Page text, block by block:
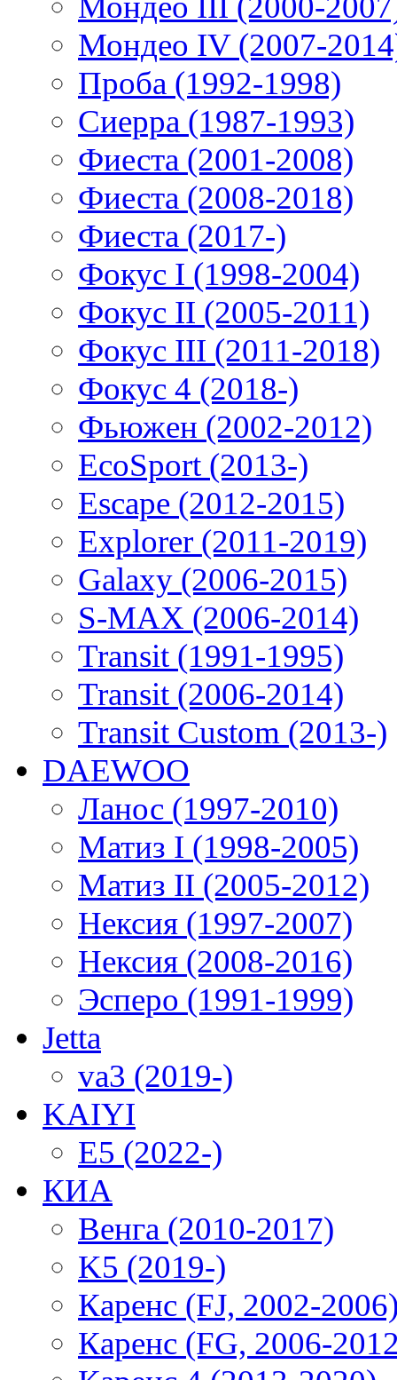
Мондео IV (2007-
Проба (1992-1998)
Сиерра (1987-1993)
Фиеста (2001-2008)
Фиеста (2008-2018)
Фиеста (2017-)
Фокус I (1998-2004)
Фокус II (2005-2011)
Фокус III (2011-2018)
Фокус 4 (2018-)
Фьюжен (2002-2012)
EcoSport (2013-)
Escape (2012-2015)
Explorer (2011-2019)
Galaxy (2006-2015)
S-MAX (2006-2014)
Transit (1991-1995)
Transit (2006-2014)
Transit Custom (2013-)
DAEWOO
Ланос (1997-2010)
Матиз I (1998-2005)
Матиз II (2005-2012)
Нексия (1997-2007)
Нексия (2008-2016)
Эсперо (1991-1999)
Jetta
va3 (2019-)
KAIYI
E5 (2022-)
КИА
Венга (2010-2017)
K5 (2019-)
Каренс (FJ, 2002-
Каренс (FG, 2006-